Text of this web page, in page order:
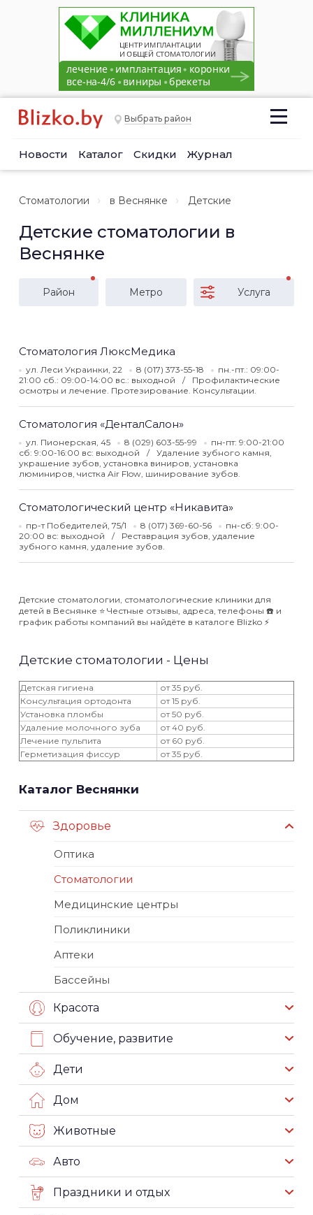
Выбрать район
Новости Каталог Скидки Журнал
Стоматологии в Веснянке Детские
Детские стоматологии в
Веснянке
Район Метро Услуга
Стоматология ЛюксМедика
ул. Леси Украинки, 22 8 (017) 373-55-18
пн.-пт.: 09:00-
21:00 сб.: 09:00-14:00 вс.: выходной
Профилактические
осмотры и лечение. Протезирование. Консультации.
Стоматология «ДенталСалон»
ул. Пионерская, 45 8 (029) 603-55-99
пн-пт: 9:00-21:00
сб: 9:00-16:00 вс: выходной
Удаление зубного камня,
украшение зубов, установка виниров, установка
люминиров, чистка Air Flow, шинирование зубов.
Стоматологический центр «Никавита»
пр-т Победителей, 75/1 8 (017) 369-60-56
пн-сб: 9:00-
20:00 вс: выходной
Реставрация зубов, удаление
зубного камня, удаление зубов.
Детские стоматологии, стоматологические клиники для
детей в Веснянке ⭐️ Честные отзывы, адреса, телефоны ☎️ и
график работы компаний вы найдёте в каталоге Blizko ⚡️
Детские стоматологии - Цены
Детская гигиена
от 35 руб.
Консультация ортодонта
от 15 руб.
Установка пломбы
от 50 руб.
Удаление молочного зуба
от 40 руб.
Лечение пульпита
от 60 руб.
Герметизация фиссур
от 35 руб.
Каталог Веснянки
Здоровье
Оптика
Стоматологии
Медицинские центры
Поликлиники
Аптеки
Бассейны
Красота
Обучение, развитие
Дети
Дом
Животные
Авто
Праздники и отдых